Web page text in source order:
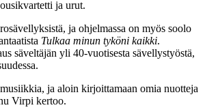
ja urut.
ja ohjelmassa on myös soolo
Tulkaa minun tyköni kaikki.
säveltäjän yli 40-vuotisesta sävellystyöstä,
ja aloin kirjoittamaan omia nuotteja
Virpi kertoo.